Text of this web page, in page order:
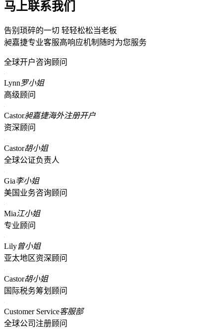
马上联系我们
告别琐碎的一切 轻轻松松当老板
昶嘉捷专业客服高响应机制随时为您服务
全球开户咨询顾问
Lynn罗小姐
高级顾问
Castor昶嘉捷海外注册开户
资深顾问
Castor胡小姐
全球公证负责人
Gia李小姐
美国业务咨询顾问
Mia江小姐
专业顾问
Lily曾小姐
亚太地区资深顾问
Castor胡小姐
国际税务筹划顾问
Customer Service客服部
全球公司注册顾问